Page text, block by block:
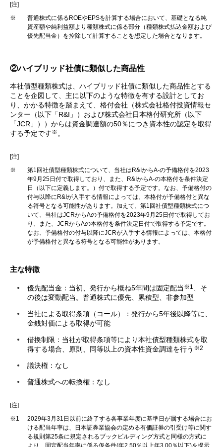
[注]
※
普通株式に係るROEやEPSを計算する場合において、基礎となる純
資産額や純利益額より種類株式に係る部分（種類株式払込金額および
優先配当金）を控除して計算することを想定した場合となります。
②ハイブリッド社債に類似した商品性
本社債型種類株式は、ハイブリッド社債に類似した商品性とする
ことを企図して、主に以下のような特徴を有する設計としてお
り、かかる特徴を踏まえて、格付会社（株式会社格付投資情報セ
ンター（以下「R&I」）および株式会社日本格付研究所（以下
「JCR」））からは資金調達額の50％につき資本性の認定を取得
する予定です※ 。
[注]
※
第1回社債型種類株式について、当社はR&IからA-の予備格付を2023
年9月25日付で取得しており、また、R&IからA-の本格付を条件決定
日（以下に定義します。）付で取得する予定です。なお、予備格付の
付与以降にR&Iが入手する情報によっては、本格付が予備格付と異な
る符号となる可能性があります。加えて、第1回社債型種類株式につ
いて、当社はJCRからAの予備格付を2023年9月25日付で取得してお
り、また、JCRからAの本格付を条件決定日付で取得する予定です。
なお、予備格付の付与以降にJCRが入手する情報によっては、本格付
が予備格付と異なる符号となる可能性があります。
主な特徴
優先配当金：当初、発行から概ね5年間は固定配当 ※1
、そ
の後は変動配当。普通株式に優先、累積型、非参加型
当社による取得条項（コール）：発行から5年後以降等に、
金銭対価による取得が可能
借換制限：当社が取得条項等により本社債型種類株式を取
得する場合、原則、同等以上の資本性資金調達を行う ※2
議決権：なし
普通株式への転換権：なし
[注]
※1
2029年3月31日以前に終了する各事業年度に基準日が属する場合にお
ける配当年率は、日本証券業協会の定める有価証券の引受け等に関す
る規則第25条に規定されるブックビルディング方式と同様の方式に
より、固定配当年率に係る仮条件(年2.50％以上年3.00％以下)を提示